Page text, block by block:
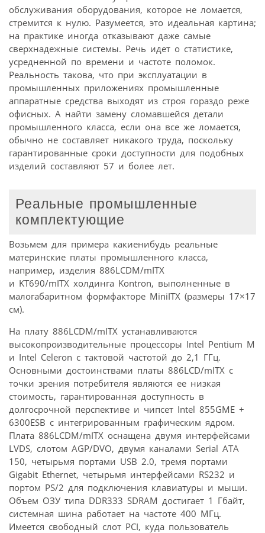
обслуживания оборудования, которое не ломается,
стремится к нулю. Разумеется, это идеальная картина;
на практике иногда отказывают даже самые
сверхнадежные системы. Речь идет о статистике,
усредненной по времени и частоте поломок.
Реальность такова, что при эксплуатации в
промышленных приложениях промышленные
аппаратные средства выходят из строя гораздо реже
офисных. А найти замену сломавшейся детали
промышленного класса, если она все же ломается,
обычно не составляет никакого труда, поскольку
гарантированные сроки доступности для подобных
изделий составляют 57 и более лет.
Реальные промышленные
комплектующие
Возьмем для примера какиенибудь реальные
материнские платы промышленного класса,
например, изделия 886LCDM/mITX
и KT690/mITX холдинга Kontron, выполненные в
малогабаритном формфакторе MiniITX (размеры 17×17
см).
На плату 886LCDM/mITX устанавливаются
высокопроизводительные процессоры Intel Pentium M
и Intel Celeron с тактовой частотой до 2,1 ГГц.
Основными достоинствами платы 886LCD/mITX с
точки зрения потребителя являются ее низкая
стоимость, гарантированная доступность в
долгосрочной перспективе и чипсет Intel 855GME +
6300ESB с интегрированным графическим ядром.
Плата 886LCDM/mITX оснащена двумя интерфейсами
LVDS, слотом AGP/DVO, двумя каналами Serial ATA
150, четырьмя портами USB 2.0, тремя портами
Gigabit Ethernet, четырьмя интерфейсами RS232 и
портом PS/2 для подключения клавиатуры и мыши.
Объем ОЗУ типа DDR333 SDRAM достигает 1 Гбайт,
системная шина работает на частоте 400 МГц.
Имеется свободный слот PCI, куда пользователь